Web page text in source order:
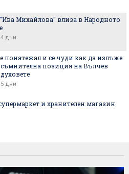
Михайлова" влиза в Народното
дни
понатежал и се чуди как да излъже
съмнителна позиция на Вълчев
дни
и хранителен магазин